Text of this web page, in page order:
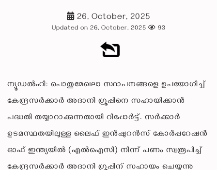
26, October, 2025
Updated on 26, October, 2025 93
ന്യൂഡൽഹി: പൊതുമേഖലാ സ്ഥാപനങ്ങളെ ഉപയോഗിച്ച്
കേന്ദ്രസർക്കാർ അദാനി ഗ്രൂപ്പിനെ സഹായിക്കാൻ
പദ്ധതി തയ്യാറാക്കുന്നതായി റിപ്പോർട്ട്. സർക്കാർ
ഉടമസ്ഥതയിലുള്ള ലൈഫ് ഇൻഷുറൻസ് കോർപ്പറേഷൻ
ഓഫ് ഇന്ത്യയിൽ (എൽഐസി) നിന്ന് പണം സ്വരൂപിച്ച്
കേന്ദ്രസർക്കാർ അദാനി ഗ്രൂപ്പിന് സഹായം ചെയ്യുന്നു